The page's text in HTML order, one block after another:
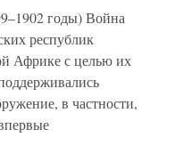
годы) Война
республик
Африке с целью их
в частности,